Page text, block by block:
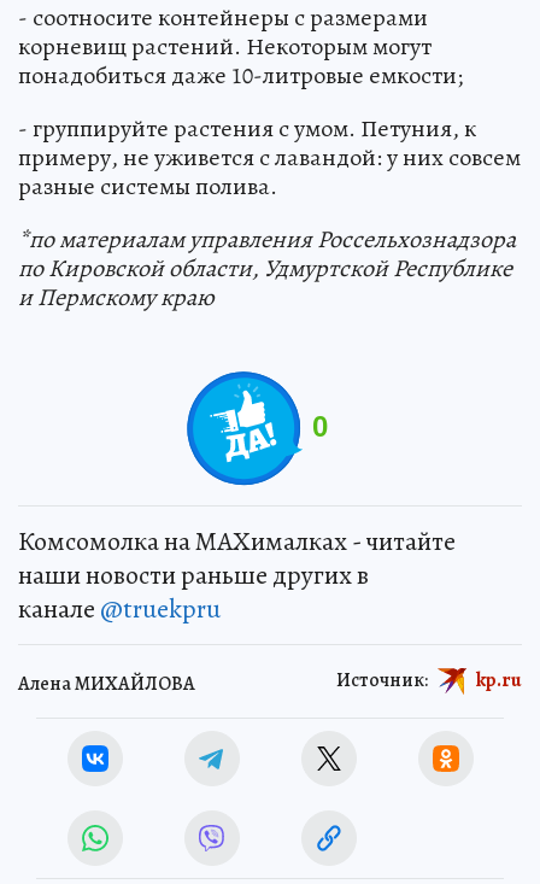
- соотносите контейнеры с размерами
корневищ растений. Некоторым могут
понадобиться даже 10-литровые емкости;
- группируйте растения с умом. Петуния, к
примеру, не уживется с лавандой: у них совсем
разные системы полива.
*по материалам управления Россельхознадзора
по Кировской области, Удмуртской Республике
и Пермскому краю
0
Комсомолка на MAXималках - читайте
наши новости раньше других в
канале @truekpru
Алена МИХАЙЛОВА Источник: kp.ru